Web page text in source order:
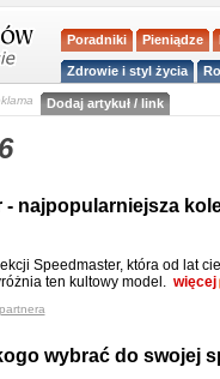
Poradniki Pieniądze
Zdrowie i styl życia
Dodaj artykuł / link
- najpopularniejsza
Speedmaster, która od lat
ten kultowy model. więcej
wybrać do swojej